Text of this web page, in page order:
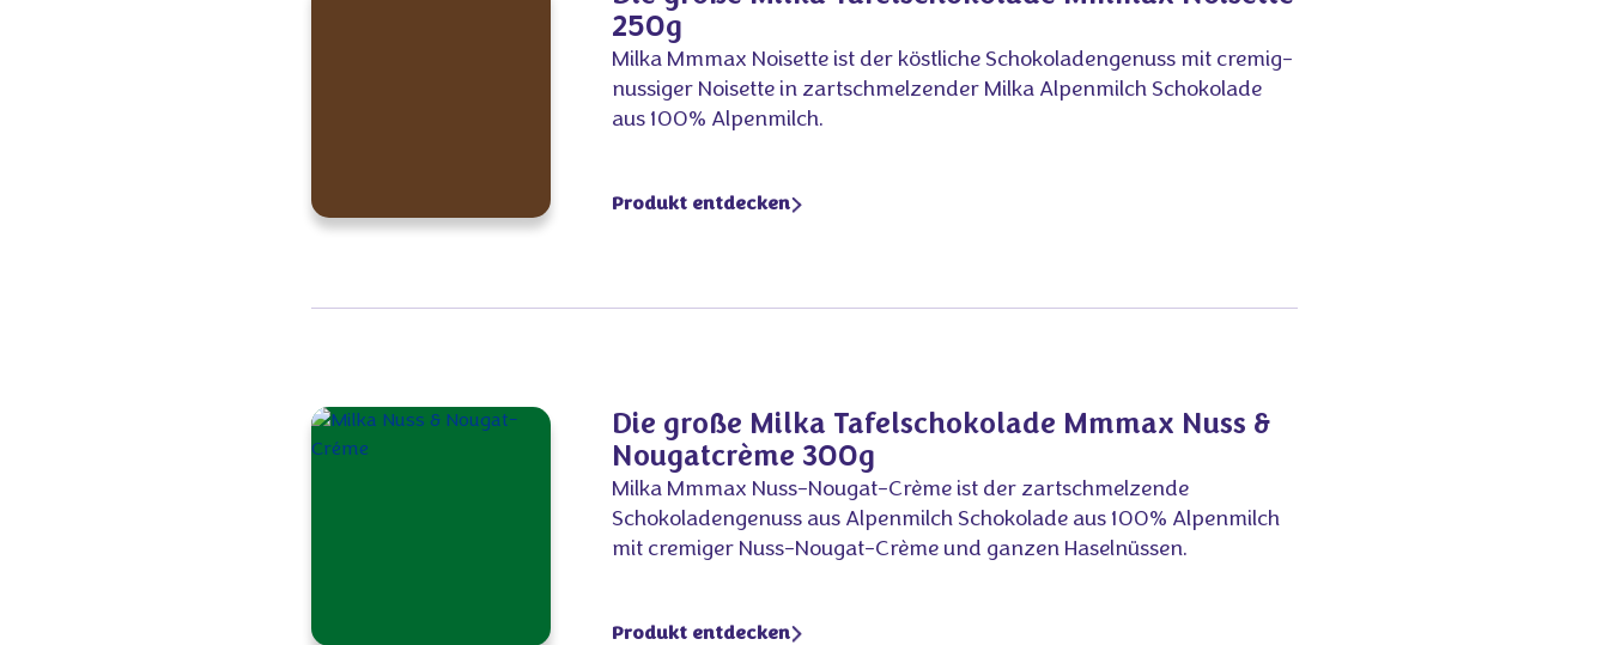
250g
Milka Mmmax Noisette ist der köstliche Schokoladengenuss mit cremig-
nussiger Noisette in zartschmelzender Milka Alpenmilch Schokolade
aus 100% Alpenmilch.
Produkt entdecken
Die große Milka Tafelschokolade Mmmax Nuss &
Nougatcrème 300g
Milka Mmmax Nuss-Nougat-Crème ist der zartschmelzende
Schokoladengenuss aus Alpenmilch Schokolade aus 100% Alpenmilch
mit cremiger Nuss-Nougat-Crème und ganzen Haselnüssen.
Produkt entdecken